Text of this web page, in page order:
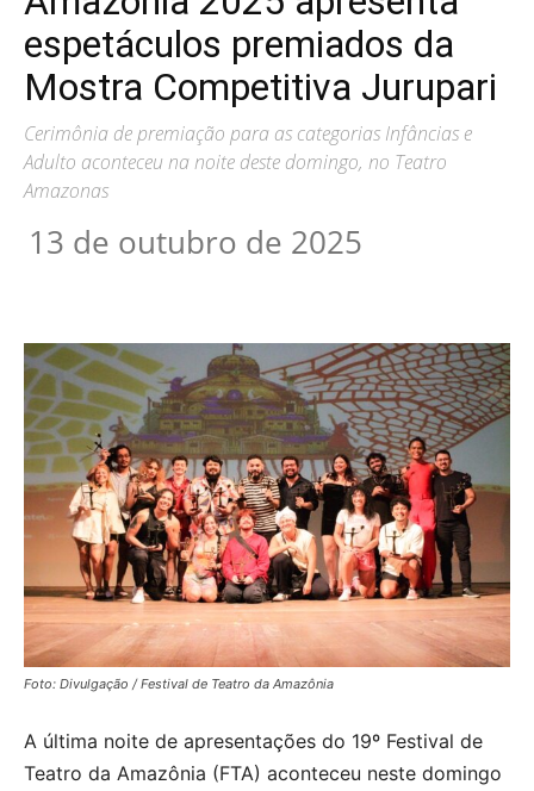
espetáculos premiados da
Mostra Competitiva Jurupari
Cerimônia de premiação para as categorias Infâncias e
Adulto aconteceu na noite deste domingo, no Teatro
Amazonas
13 de outubro de 2025
Foto: Divulgação / Festival de Teatro da Amazônia
A última noite de apresentações do 19º Festival de
Teatro da Amazônia (FTA) aconteceu neste domingo